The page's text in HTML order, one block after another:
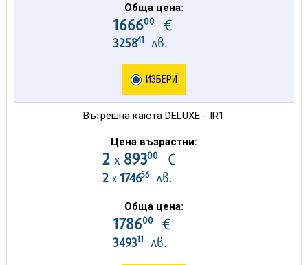
Обща цена:
166600€
325841 лв.
ИЗБЕРИ
Вътрешна каюта DELUXE - IR1
Цена възрастни:
2 х 89300€
2 х 174656лв.
Обща цена:
178600€
349311 лв.